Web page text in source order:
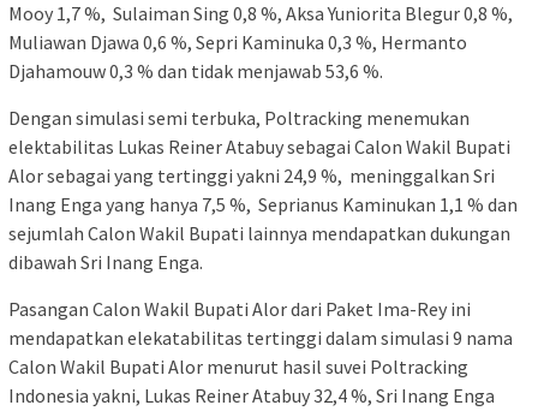
Mooy 1,7 %, Sulaiman Sing 0,8 %, Aksa Yuniorita Blegur 0,8 %,
Muliawan Djawa 0,6 %, Sepri Kaminuka 0,3 %, Hermanto
Djahamouw 0,3 % dan tidak menjawab 53,6 %.
Dengan simulasi semi terbuka, Poltracking menemukan
elektabilitas Lukas Reiner Atabuy sebagai Calon Wakil Bupati
Alor sebagai yang tertinggi yakni 24,9 %, meninggalkan Sri
Inang Enga yang hanya 7,5 %, Seprianus Kaminukan 1,1 % dan
sejumlah Calon Wakil Bupati lainnya mendapatkan dukungan
dibawah Sri Inang Enga.
Pasangan Calon Wakil Bupati Alor dari Paket Ima-Rey ini
mendapatkan elekatabilitas tertinggi dalam simulasi 9 nama
Calon Wakil Bupati Alor menurut hasil suvei Poltracking
Indonesia yakni, Lukas Reiner Atabuy 32,4 %, Sri Inang Enga